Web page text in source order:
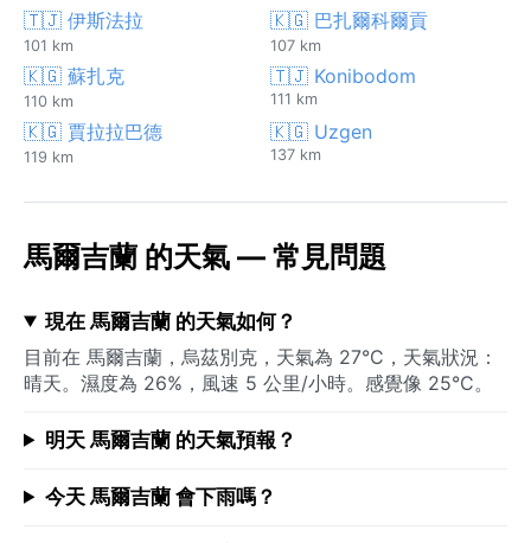
🇹🇯 伊斯法拉
101 km
🇰🇬 巴扎爾科爾貢
107 km
🇰🇬 蘇扎克
110 km
🇹🇯 Konibodom
111 km
🇰🇬 賈拉拉巴德
119 km
🇰🇬 Uzgen
137 km
馬爾吉蘭 的天氣 — 常見問題
現在 馬爾吉蘭 的天氣如何？
目前在 馬爾吉蘭，烏茲別克，天氣為 27°C，天氣狀況：
晴天。濕度為 26%，風速 5 公里/小時。感覺像 25°C。
明天 馬爾吉蘭 的天氣預報？
今天 馬爾吉蘭 會下雨嗎？